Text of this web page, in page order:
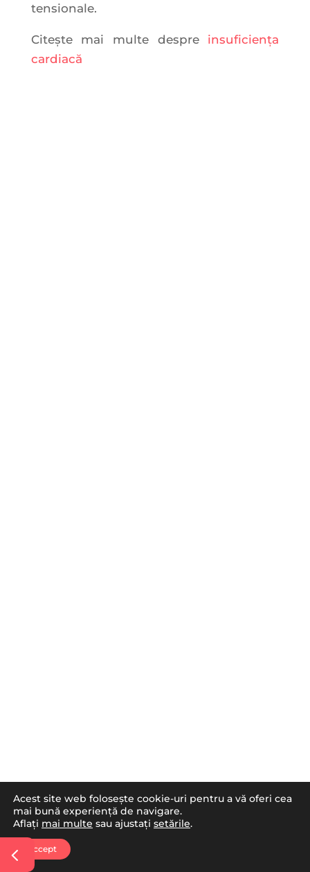
tensionale.
Citește mai multe despre insuficiența
cardiacă
De asemenea, pot fi recomandate teste
suplimentare şi investigaţii mai
Acest site web folosește cookie-uri pentru a vă oferi cea
mai bună experiență de navigare.
Aflați mai multe sau ajustați setările.
Accept